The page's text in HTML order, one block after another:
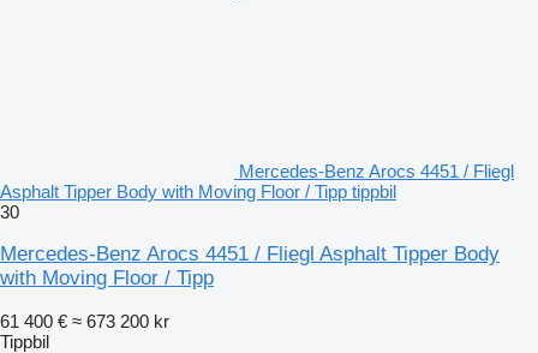
Mercedes-Benz Arocs 4451 / Fliegl
Asphalt Tipper Body with Moving Floor / Tipp tippbil
30
Mercedes-Benz Arocs 4451 / Fliegl Asphalt Tipper Body
with Moving Floor / Tipp
61 400 € ≈ 673 200 kr
Tippbil